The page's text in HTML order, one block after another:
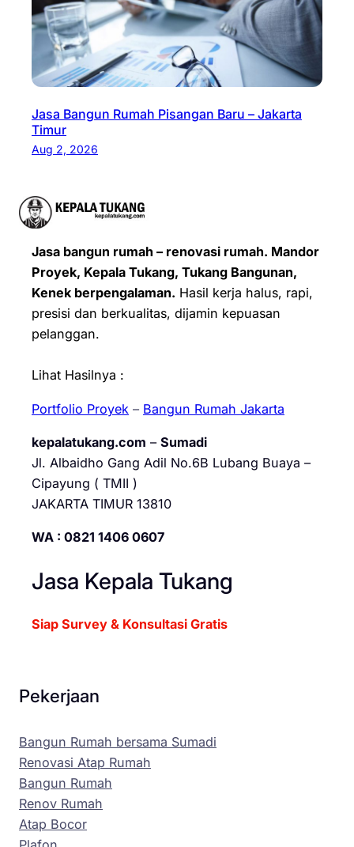
Jasa Bangun Rumah Pisangan Baru – Jakarta
Timur
Aug 2, 2026
Jasa bangun rumah – renovasi rumah. Mandor
Proyek, Kepala Tukang, Tukang Bangunan,
Kenek berpengalaman. Hasil kerja halus, rapi,
presisi dan berkualitas, dijamin kepuasan
pelanggan.
Lihat Hasilnya :
Portfolio Proyek – Bangun Rumah Jakarta
kepalatukang.com – Sumadi
Jl. Albaidho Gang Adil No.6B Lubang Buaya –
Cipayung ( TMII )
JAKARTA TIMUR 13810
WA : 0821 1406 0607
Jasa Kepala Tukang
Siap Survey & Konsultasi Gratis
Pekerjaan
Bangun Rumah bersama Sumadi
Renovasi Atap Rumah
Bangun Rumah
Renov Rumah
Atap Bocor